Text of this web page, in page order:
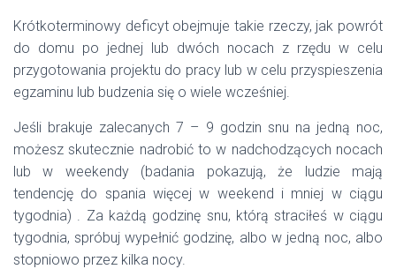
Krótkoterminowy deficyt obejmuje takie rzeczy, jak powrót
do domu po jednej lub dwóch nocach z rzędu w celu
przygotowania projektu do pracy lub w celu przyspieszenia
egzaminu lub budzenia się o wiele wcześniej.
Jeśli brakuje zalecanych 7 – 9 godzin snu na jedną noc,
możesz skutecznie nadrobić to w nadchodzących nocach
lub w weekendy (badania pokazują, że ludzie mają
tendencję do spania więcej w weekend i mniej w ciągu
tygodnia) . Za każdą godzinę snu, którą straciłeś w ciągu
tygodnia, spróbuj wypełnić godzinę, albo w jedną noc, albo
stopniowo przez kilka nocy.